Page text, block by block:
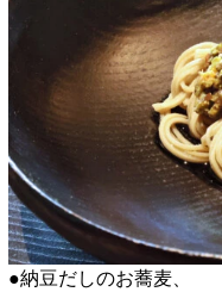
●納豆だしのお蕎麦、